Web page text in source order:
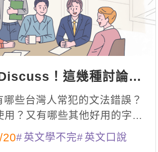
！這幾種討論英
溝通更到位
些台灣人常犯的文法錯誤？
用？又有哪些其他好用的字可
你學習的內容，不但可以幫助
自然通順，也能提升你的詞彙
20 英文學不完 英文口說